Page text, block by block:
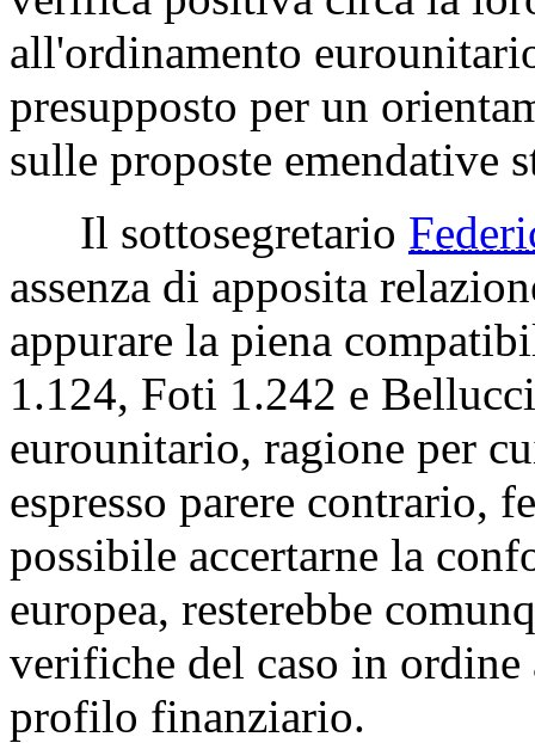
all'ordinamento
presupposto per un
sulle proposte emendative
Il sottosegretario
assenza di apposita
appurare la piena
1.124, Foti 1.242 e
eurounitario, ragione per
espresso parere contrario,
possibile accertarne la
europea, resterebbe
verifiche del caso in
profilo finanziario.